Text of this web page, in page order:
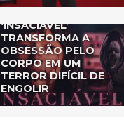
‘INSACIÁVEL’
TRANSFORMA A
OBSESSÃO PELO
CORPO EM UM
TERROR DIFÍCIL DE
ENGOLIR